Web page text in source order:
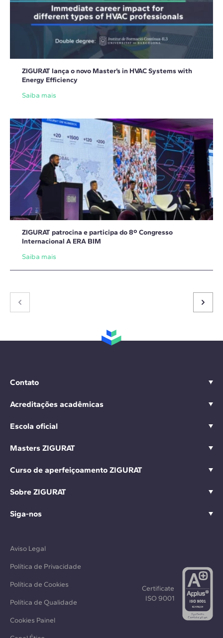
ZIGURAT lança o novo Master’s in HVAC Systems with
Energy Efficiency
Saiba mais
ZIGURAT patrocina e participa do 8º Congresso
Internacional A ERA BIM
Saiba mais
Contato
Acreditações acadêmicas
Escola oficial
Masters ZIGURAT
Curso de aperfeiçoamento ZIGURAT
Sobre ZIGURAT
Siga-nos
Aviso Legal
Política de Privacidade
Política de Cookies
Política de Qualidade
Cookies Painel
Certificate
ISO 9001